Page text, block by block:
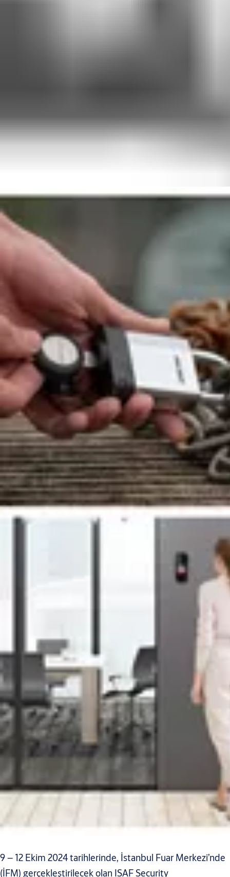
9 – 12 Ekim 2024 tarihlerinde, İstanbul Fuar Merkezi’nde
(İFM) gerçekleştirilecek olan ISAF Security